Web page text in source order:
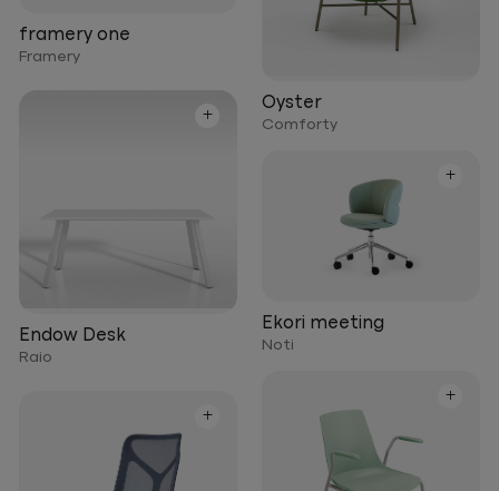
framery one
Framery
Oyster
Comforty
+
Endow Desk
Raio
+
Ekori meeting
Noti
+
+